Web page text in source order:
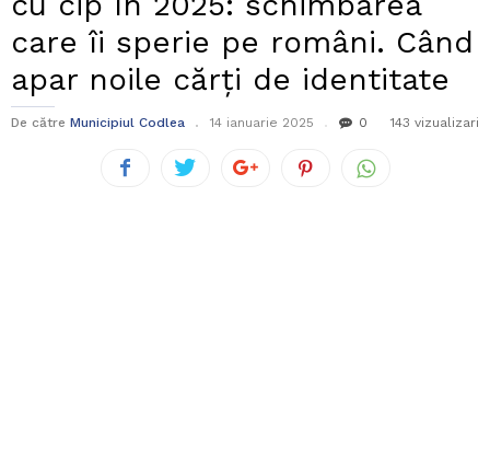
care îi sperie pe români. Când
apar noile cărți de identitate
De către Municipiul Codlea 14 ianuarie 2025 0 143 vizualizari